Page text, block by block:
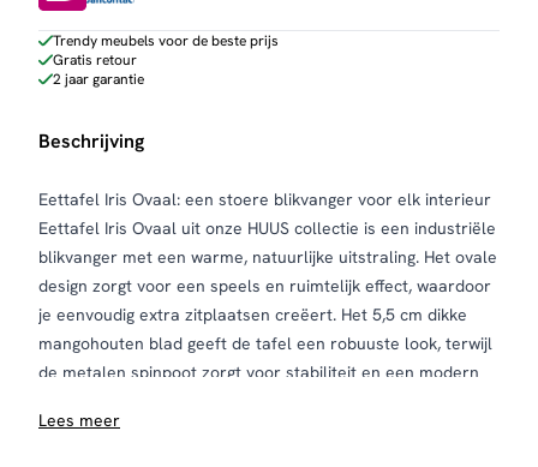
Trendy meubels voor de beste prijs
Gratis retour
2 jaar garantie
Beschrijving
Eettafel Iris Ovaal: een stoere blikvanger voor elk interieur
Eettafel Iris Ovaal uit onze HUUS collectie is een industriële
blikvanger met een warme, natuurlijke uitstraling. Het ovale
design zorgt voor een speels en ruimtelijk effect, waardoor
je eenvoudig extra zitplaatsen creëert. Het 5,5 cm dikke
mangohouten blad geeft de tafel een robuuste look, terwijl
de metalen spinpoot zorgt voor stabiliteit en een modern
Dankzij de natuurlijke kleurnuances en houtstructuren is
Lees meer